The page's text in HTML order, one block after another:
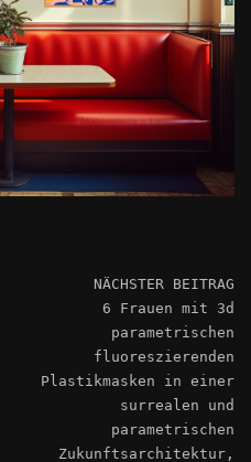
NÄCHSTER BEITRAG
6 Frauen mit 3d
parametrischen
fluoreszierenden
Plastikmasken in einer
surrealen und
parametrischen
Zukunftsarchitektur,